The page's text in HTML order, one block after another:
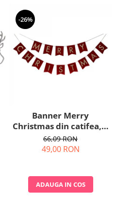
-26%
Banner Merry
Christmas din catifea, 4
metri
66,09 RON
49,00 RON
ADAUGA IN COS